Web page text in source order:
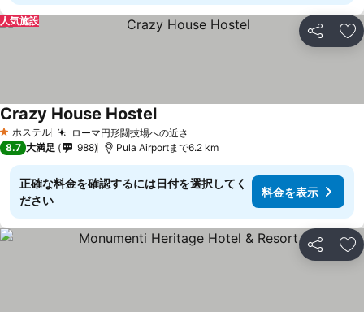
シェア お
人気施設
1 ホテルのランク
ホステル ローマ円形闘技場への近さ
Crazy House Hostel
8.7 大満足 988 Pula Airportまで6.2 km
正確な料金を確認するには日付を選択してく
ださい
料金を表示
シェア お